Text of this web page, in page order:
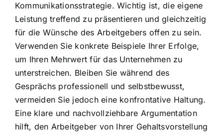
Kommunikationsstrategie. Wichtig ist, die eigene
Leistung treffend zu präsentieren und gleichzeitig
für die Wünsche des Arbeitgebers offen zu sein.
Verwenden Sie konkrete Beispiele Ihrer Erfolge,
um Ihren Mehrwert für das Unternehmen zu
unterstreichen. Bleiben Sie während des
Gesprächs professionell und selbstbewusst,
vermeiden Sie jedoch eine konfrontative Haltung.
Eine klare und nachvollziehbare Argumentation
hilft, den Arbeitgeber von Ihrer Gehaltsvorstellung